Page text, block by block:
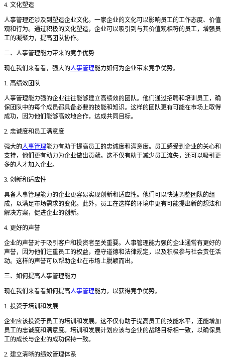
4. 文化塑造
人事管理还涉及到塑造企业文化。一家企业的文化可以影响员工的工作态度、价值
观和行为。通过积极的文化塑造，企业可以吸引到与其价值观相符的员工，增强员
工的凝聚力，提高团队协作。
二、人事管理能力带来的竞争优势
现在我们来看看，强大的人事管理能力如何为企业带来竞争优势。
1. 高绩效团队
人事管理能力强的企业往往能够建立高绩效的团队。他们通过招聘和培训员工，确
保团队中的每个成员都具备必要的技能和知识。这样的团队更有可能在市场上取得
成功，因为他们能够高效地合作，达成共同目标。
2. 忠诚度和员工满意度
强大的人事管理能力有助于提高员工的忠诚度和满意度。员工感受到企业的关心和
支持，他们更有动力为企业做出贡献。这不仅有助于减少员工流失，还可以吸引更
多的人才加入企业。
3. 创新和适应性
具备人事管理能力的企业更容易实现创新和适应性。他们可以快速调整团队的组
成，以满足市场需求的变化。此外，员工在这样的环境中更有可能提出新的想法和
解决方案，促进企业的创新。
4. 更好的声誉
企业的声誉对于吸引客户和投资者至关重要。人事管理能力强的企业通常有更好的
声誉，因为他们注重员工的权益，遵守道德和法律规定，以及积极参与社会责任活
动。这样的声誉可以帮助企业在市场上脱颖而出。
三、如何提高人事管理能力
现在我们来看看如何提高人事管理能力，以获得竞争优势。
1. 投资于培训和发展
企业应该投资于员工的培训和发展。这不仅有助于提高员工的技能水平，还能增加
员工的忠诚度和满意度。培训和发展计划应该与企业的战略目标相一致，以确保员
工的成长与企业的成功保持一致。
2. 建立清晰的绩效管理体系